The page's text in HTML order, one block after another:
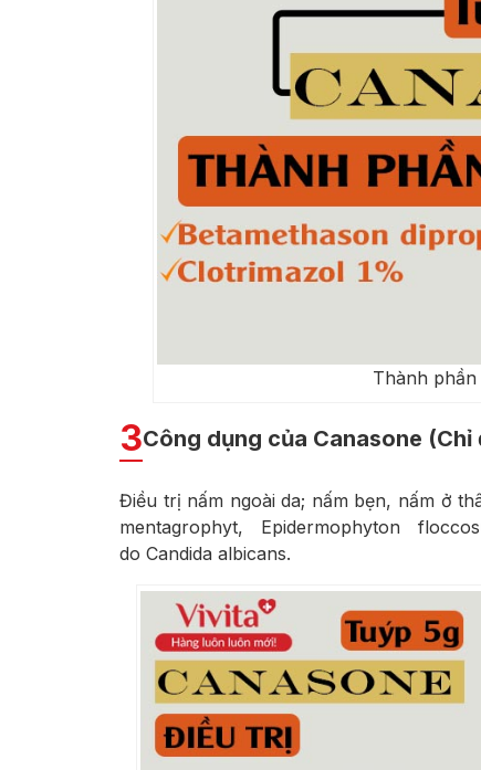
Thành phần
3Công dụng của Canasone (Chỉ
Điều trị nấm ngoài da; nấm bẹn, nấm ở
mentagrophyt, Epidermophyton
do Candida albicans.